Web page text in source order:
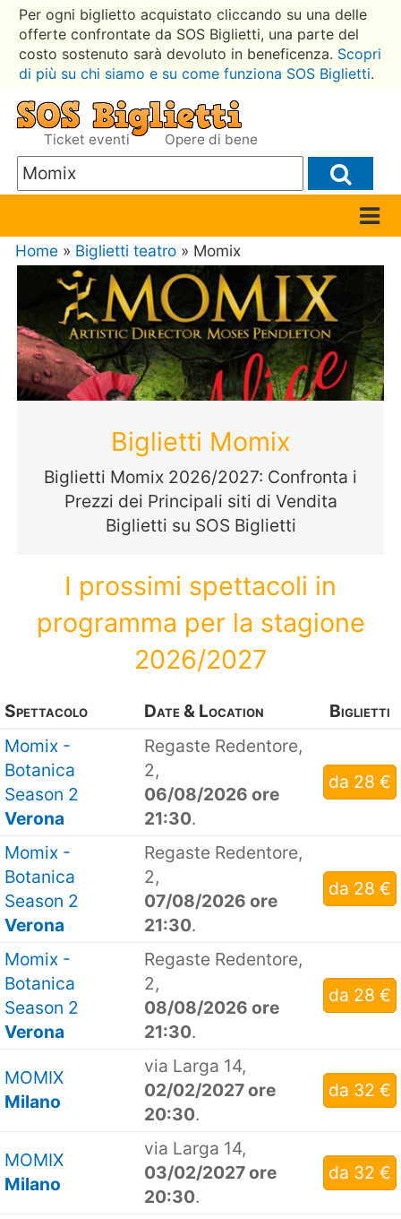
Per ogni biglietto acquistato cliccando su una delle
offerte confrontate da SOS Biglietti, una parte del
costo sostenuto sarà devoluto in beneficenza. Scopri
di più su chi siamo e su come funziona SOS Biglietti.
Ticket eventi Opere di bene
Home » Biglietti teatro » Momix
Biglietti Momix
Biglietti Momix 2026/2027: Confronta i
Prezzi dei Principali siti di Vendita
Biglietti su SOS Biglietti
I prossimi spettacoli in
programma per la stagione
2026/2027
Spettacolo Date & Location
Biglietti
Momix -
Botanica
Season 2
Verona
Regaste Redentore,
2,
06/08/2026 ore
21:30.
da 28 €
Momix -
Botanica
Season 2
Verona
Regaste Redentore,
2,
07/08/2026 ore
21:30.
da 28 €
Momix -
Botanica
Season 2
Verona
Regaste Redentore,
2,
08/08/2026 ore
21:30.
da 28 €
MOMIX
Milano
via Larga 14,
02/02/2027 ore
20:30.
da 32 €
MOMIX
Milano
via Larga 14,
03/02/2027 ore
20:30.
da 32 €